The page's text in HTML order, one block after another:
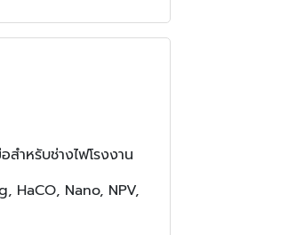
ำหรับช่างไฟโรงงาน
HaCO, Nano, NPV,